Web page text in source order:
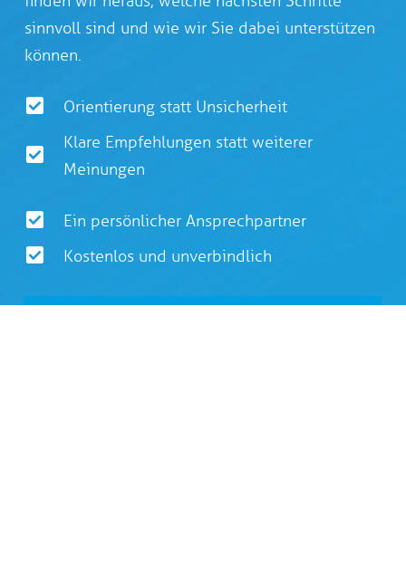
sinnvoll sind und wie wir Sie dabei unterstützen
können.
Orientierung statt Unsicherheit
Klare Empfehlungen statt weiterer
Meinungen
Ein persönlicher Ansprechpartner
Kostenlos und unverbindlich